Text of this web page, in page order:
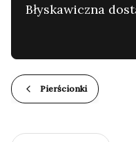
Rodzinna
Pierścionki